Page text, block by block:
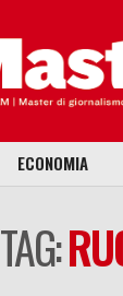
ECONOMIA
TAG: